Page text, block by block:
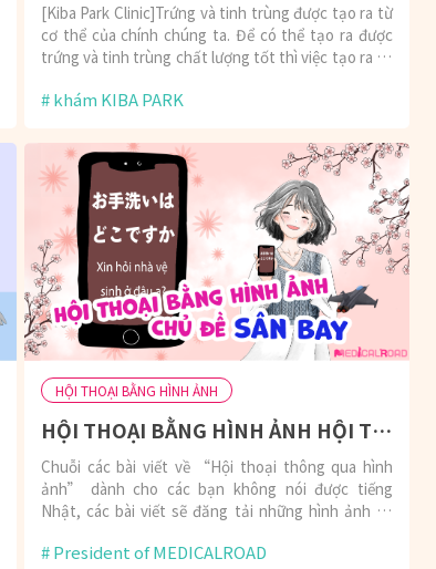
[Kiba Park Clinic]Trứng và tinh trùng được tạo ra từ
cơ thể của chính chúng ta. Để có thể tạo ra được
trứng và tinh trùng chất lượng tốt thì việc tạo ra cơ
cần được học tập.
khám KIBA PARK
HỘI THOẠI BẰNG HÌNH ẢNH
HỘI THOẠI BẰNG HÌNH ẢNH HỘI THOẠI THÔNG QUA HÌNH ẢNH CHO CÁC BẠN CHƯA BIẾT TIẾNG NHẬT―CHỦ ĐỀ SÂN BAY.
Chuỗi các bài viết về “Hội thoại thông qua hình
ảnh” dành cho các bạn không nói được tiếng
Nhật, các bài viết sẽ đăng tải những hình ảnh có
President of MEDICALROAD